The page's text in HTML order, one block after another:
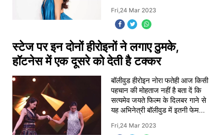
पॉपुलर टेलीविजन शो में भी काम कर
चुकी आपको बता दे
Fri,24 Mar 2023
स्टेज पर इन दोनों हीरोइनों ने लगाए ठुमके,
हॉटनेस में एक दूसरे को देती है टक्कर
बॉलीवुड हीरोइन नोरा फतेही आज किसी
पहचान की मोहताज नहीं है बता दें कि
सत्यमेव जयते फिल्म के दिलबर गाने से
यह अभिनेत्री बॉलीवुड में इतनी फेमस
लिए करोड़ों रुपए चार्ज क
Fri,24 Mar 2023